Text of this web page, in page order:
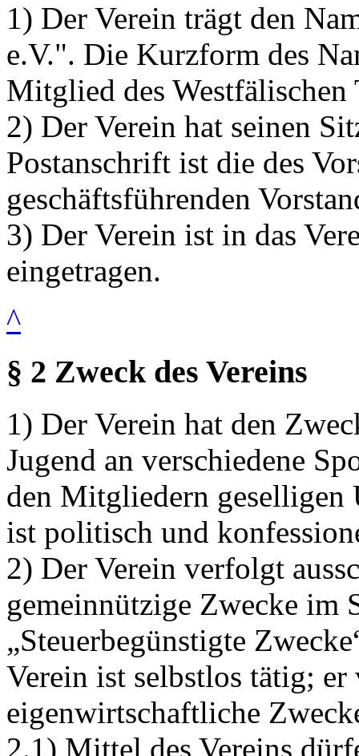
1) Der Verein trägt den
e.V.". Die Kurzform des
Mitglied des Westfälischen
2) Der Verein hat seinen
Postanschrift ist die des
geschäftsführenden
3) Der Verein ist in das
eingetragen.
^
§ 2 Zweck des Vereins
1) Der Verein hat den
Jugend an verschiedene
den Mitgliedern geselligen
ist politisch und
2) Der Verein verfolgt
gemeinnützige Zwecke im
„Steuerbegünstigte
Verein ist selbstlos tätig;
eigenwirtschaftliche
2.1) Mittel des Vereins